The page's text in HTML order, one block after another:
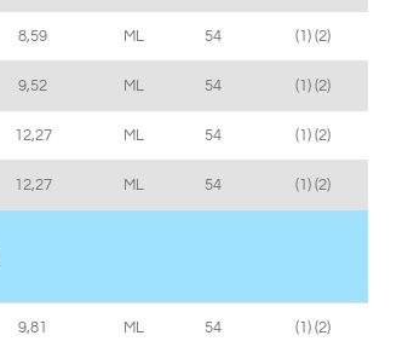
8,59 ML 54 (1) (2)
9,52 ML 54 (1) (2)
12,27 ML 54 (1) (2)
12,27 ML 54 (1) (2)
9,81 ML 54 (1) (2)